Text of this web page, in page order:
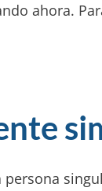
ahora.
persona